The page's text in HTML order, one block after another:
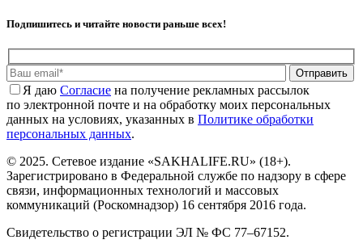
Подпишитесь и читайте новости раньше всех!
Отправить
Я даю Cогласие на получение рекламных рассылок
по электронной почте и на обработку моих персональных
данных на условиях, указанных в Политике обработки
персональных данных.
© 2025. Сетевое издание «SAKHALIFE.RU» (18+).
Зарегистрировано в Федеральной службе по надзору в сфере
связи, информационных технологий и массовых
коммуникаций (Роскомнадзор) 16 сентября 2016 года.
Свидетельство о регистрации ЭЛ № ФС 77–67152.